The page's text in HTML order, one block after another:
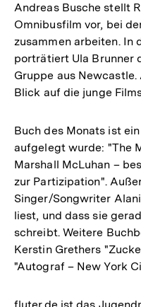
Andreas Busche stellt
Omnibusfilm vor, bei
zusammen arbeiten. In
porträtiert Ula Brunner
Gruppe aus
Blick auf die junge
Buch des Monats ist
aufgelegt wurde: "The
Marshall McLuhan –
zur Partizipation".
Singer/Songwriter
liest, und dass sie
schreibt. Weitere
Kerstin Grethers
"Autograf – New York